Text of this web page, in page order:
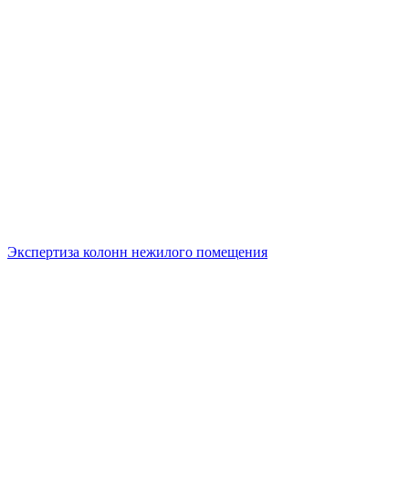
Экспертиза колонн нежилого помещения